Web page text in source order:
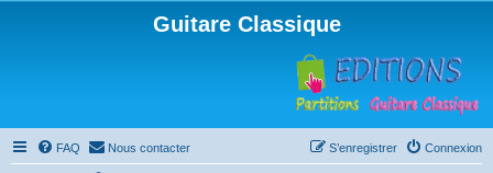
Guitare Classique
FAQ Nous contacter Connexion
S’enregistrer